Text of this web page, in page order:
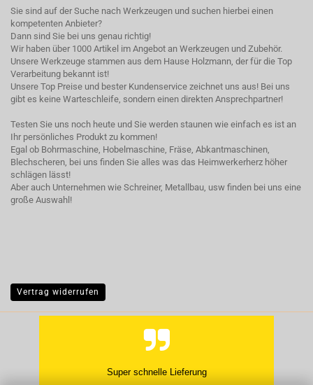
Sie sind auf der Suche nach Werkzeugen und suchen hierbei einen
kompetenten Anbieter?
Dann sind Sie bei uns genau richtig!
Wir haben über 1000 Artikel im Angebot an Werkzeugen und Zubehör.
Unsere Werkzeuge stammen aus dem Hause Holzmann, der für die Top
Verarbeitung bekannt ist!
Unsere Top Preise und bester Kundenservice zeichnet uns aus! Bei uns
gibt es keine Warteschleife, sondern einen direkten Ansprechpartner!
Testen Sie uns noch heute und Sie werden staunen wie einfach es ist an
Ihr persönliches Produkt zu kommen!
Egal ob Bohrmaschine, Hobelmaschine, Fräse, Abkantmaschinen,
Blechscheren, bei uns finden Sie alles was das Heimwerkerherz höher
schlägen lässt!
Aber auch Unternehmen wie Schreiner, Metallbau, usw finden bei uns eine
große Auswahl!
Vertrag widerrufen
Hat super geklappt, gern wieder.